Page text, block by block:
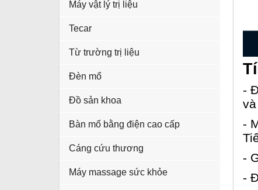
Máy vật lý trị liệu
Tecar
Từ trường trị liệu
Đèn mổ
Đồ sản khoa
Bàn mổ bằng điện cao cấp
Cáng cứu thương
Máy massage sức khỏe
-
-
-
-